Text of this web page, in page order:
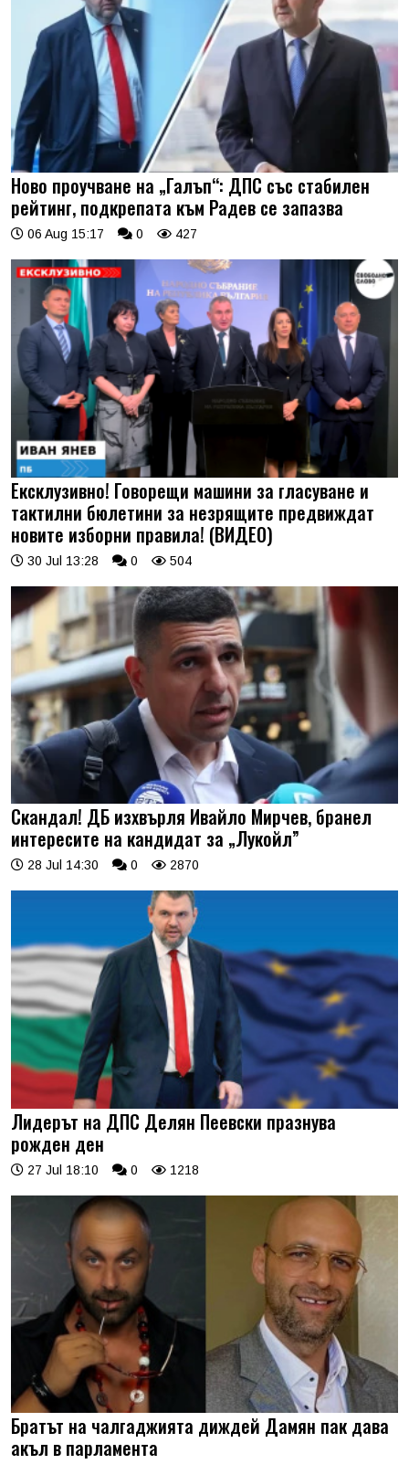
Ново проучване на „Галъп“: ДПС със стабилен
рейтинг, подкрепата към Радев се запазва
06 Aug 15:17 0 427
Ексклузивно! Говорещи машини за гласуване и
тактилни бюлетини за незрящите предвиждат
новите изборни правила! (ВИДЕО)
30 Jul 13:28 0 504
Скандал! ДБ изхвърля Ивайло Мирчев, бранел
интересите на кандидат за „Лукойл”
28 Jul 14:30 0 2870
Лидерът на ДПС Делян Пеевски празнува
рожден ден
27 Jul 18:10 0 1218
Братът на чалгаджията диждей Дамян пак дава
акъл в парламента